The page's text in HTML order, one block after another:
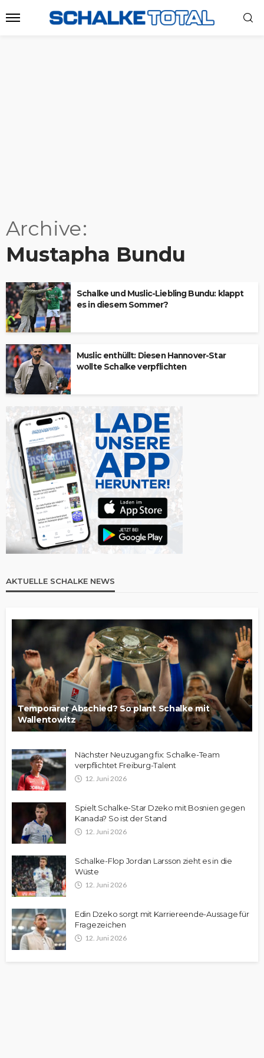
Archive
Mustapha Bundu
Schalke und Muslic-Liebling Bundu: klappt
es in diesem Sommer?
Muslic enthüllt: Diesen Hannover-Star
wollte Schalke verpflichten
AKTUELLE SCHALKE NEWS
Temporärer Abschied? So plant Schalke mit
Wallentowitz
Nächster Neuzugang fix: Schalke-Team
verpflichtet Freiburg-Talent
12. Juni 2026
Spielt Schalke-Star Dzeko mit Bosnien gegen
Kanada? So ist der Stand
12. Juni 2026
Schalke-Flop Jordan Larsson zieht es in die
Wüste
12. Juni 2026
Edin Dzeko sorgt mit Karriereende-Aussage für
Fragezeichen
12. Juni 2026